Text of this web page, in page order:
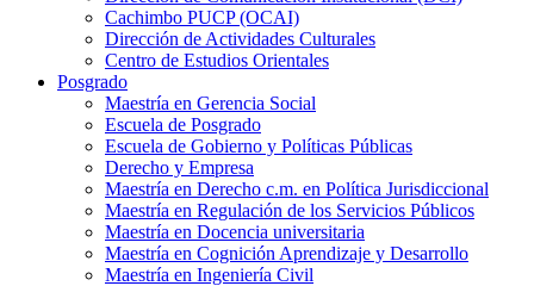
Cachimbo PUCP (OCAI)
Dirección de Actividades Culturales
Centro de Estudios Orientales
Posgrado
Maestría en Gerencia Social
Escuela de Posgrado
Escuela de Gobierno y Políticas Públicas
Derecho y Empresa
Maestría en Derecho c.m. en Política Jurisdiccional
Maestría en Regulación de los Servicios Públicos
Maestría en Docencia universitaria
Maestría en Cognición Aprendizaje y Desarrollo
Maestría en Ingeniería Civil